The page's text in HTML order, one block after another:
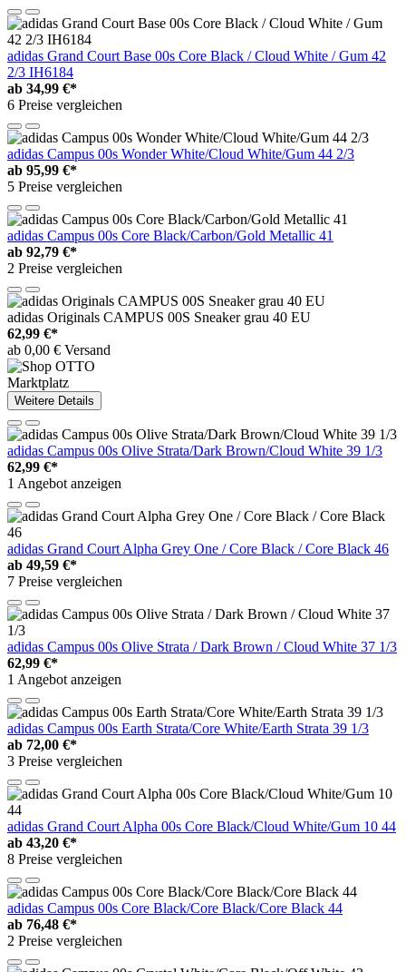
adidas Grand Court Base 00s Core Black / Cloud White / Gum 42
2/3 IH6184
ab 34,99 €*
6 Preise vergleichen
adidas Campus 00s Wonder White/Cloud White/Gum 44 2/3
ab 95,99 €*
5 Preise vergleichen
adidas Campus 00s Core Black/Carbon/Gold Metallic 41
ab 92,79 €*
2 Preise vergleichen
adidas Originals CAMPUS 00S Sneaker grau 40 EU
62,99 €*
ab 0,00 € Versand
Marktplatz
Weitere Details
adidas Campus 00s Olive Strata/Dark Brown/Cloud White 39 1/3
62,99 €*
1 Angebot anzeigen
adidas Grand Court Alpha Grey One / Core Black / Core Black 46
ab 49,59 €*
7 Preise vergleichen
adidas Campus 00s Olive Strata / Dark Brown / Cloud White 37 1/3
62,99 €*
1 Angebot anzeigen
adidas Campus 00s Earth Strata/Core White/Earth Strata 39 1/3
ab 72,00 €*
3 Preise vergleichen
adidas Grand Court Alpha 00s Core Black/Cloud White/Gum 10 44
ab 43,20 €*
8 Preise vergleichen
adidas Campus 00s Core Black/Core Black/Core Black 44
ab 76,48 €*
2 Preise vergleichen